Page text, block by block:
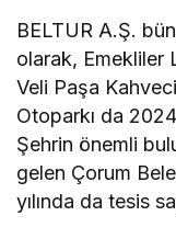
BELTUR A.Ş.
olarak, Emekliler
Veli Paşa
Otoparkı da 2024
Şehrin önemli
gelen Çorum
yılında da tesis